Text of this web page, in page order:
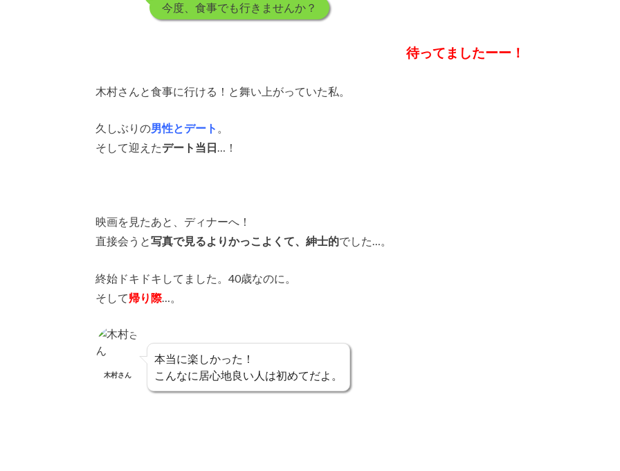
今度、食事でも行きませんか？
待ってましたーー！
木村さんと食事に行ける！と舞い上がっていた私。
久しぶりの男性とデート 。
そして迎えたデート当日…！
映画を見たあと、ディナーへ！
直接会うと写真で見るよりかっこよくて、紳士的でした…。
終始ドキドキしてました。40歳なのに。
そして帰り際…。
木村さん
本当に楽しかった！
こんなに居心地良い人は初めてだよ。